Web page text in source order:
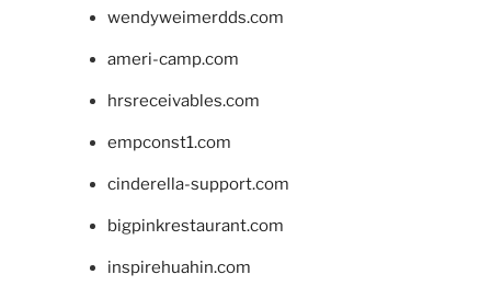
wendyweimerdds.com
ameri-camp.com
hrsreceivables.com
empconst1.com
cinderella-support.com
bigpinkrestaurant.com
inspirehuahin.com